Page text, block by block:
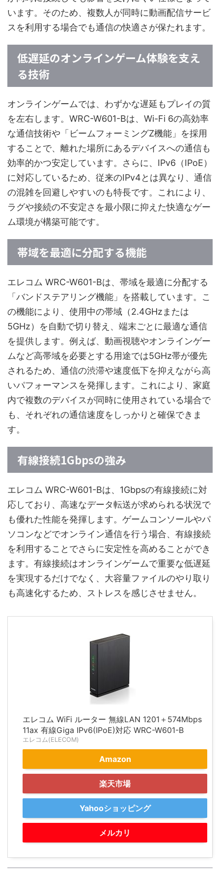
います。そのため、複数人が同時に動画配信サービ
スを利用する場合でも通信の快適さが保たれます。
低遅延のオンラインゲーム体験を支え
る技術
オンラインゲームでは、わずかな遅延もプレイの質
を左右します。WRC-W601-Bは、Wi-Fi 6の高効率
な通信技術や「ビームフォーミングZ機能」を採用
することで、離れた場所にあるデバイスへの通信も
効率的かつ安定しています。さらに、IPv6（IPoE）
に対応しているため、従来のIPv4とは異なり、通信
の混雑を回避しやすいのも特長です。これにより、
ラグや接続の不安定さを最小限に抑えた快適なゲー
ム環境が構築可能です。
帯域を最適に分配する機能
エレコム WRC-W601-Bは、帯域を最適に分配する
「バンドステアリング機能」を搭載しています。こ
の機能により、使用中の帯域（2.4GHzまたは
5GHz）を自動で切り替え、端末ごとに最適な通信
を提供します。例えば、動画視聴やオンラインゲー
ムなど高帯域を必要とする用途では5GHz帯が優先
されるため、通信の渋滞や速度低下を抑えながら高
いパフォーマンスを発揮します。これにより、家庭
内で複数のデバイスが同時に使用されている場合で
も、それぞれの通信速度をしっかりと確保できま
す。
有線接続1Gbpsの強み
エレコム WRC-W601-Bは、1Gbpsの有線接続に対
応しており、高速なデータ転送が求められる状況で
も優れた性能を発揮します。ゲームコンソールやパ
ソコンなどでオンライン通信を行う場合、有線接続
を利用することでさらに安定性を高めることができ
ます。有線接続はオンラインゲームで重要な低遅延
を実現するだけでなく、大容量ファイルのやり取り
も高速化するため、ストレスを感じさせません。
エレコム WiFi ルーター 無線LAN 1201＋574Mbps
11ax 有線Giga IPv6(IPoE)対応 WRC-W601-B
エレコム(ELECOM)
Amazon
楽天市場
Yahooショッピング
メルカリ